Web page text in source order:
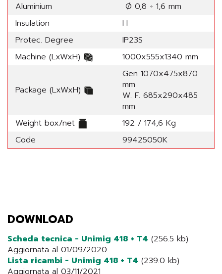
Aluminium
Ø 0,8 ÷ 1,6 mm
Insulation
H
Protec. Degree
IP23S
Machine (LxWxH)
1000x555x1340 mm
Package (LxWxH)
Gen 1070x475x870
mm
W. F. 685x290x485
mm
Weight box/net
192 / 174,6 Kg
Code
99425050K
DOWNLOAD
Scheda tecnica - Unimig 418 + T4 (256.5 kb)
Aggiornata al 01/09/2020
Lista ricambi - Unimig 418 + T4 (239.0 kb)